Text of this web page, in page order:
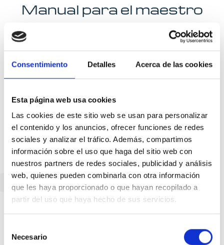
Consentimiento Detalles Acerca de las cookies
Esta página web usa cookies
Las cookies de este sitio web se usan para personalizar
el contenido y los anuncios, ofrecer funciones de redes
sociales y analizar el tráfico. Además, compartimos
información sobre el uso que haga del sitio web con
nuestros partners de redes sociales, publicidad y análisis
web, quienes pueden combinarla con otra información
que les haya proporcionado o que hayan recopilado a
partir del uso que haya hecho de sus servicios.
Necesario
Manual para el maestro
Volver
Canal Telegram